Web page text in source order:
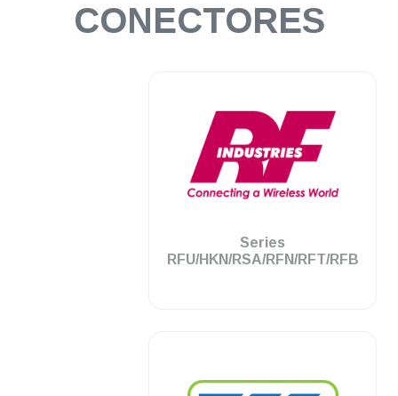
CONECTORES
Series
RFU/HKN/RSA/RFN/RFT/RFB